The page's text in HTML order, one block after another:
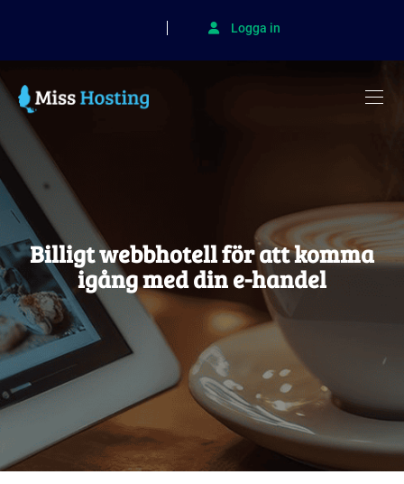
Logga in
Billigt webbhotell för att komma
igång med din e-handel